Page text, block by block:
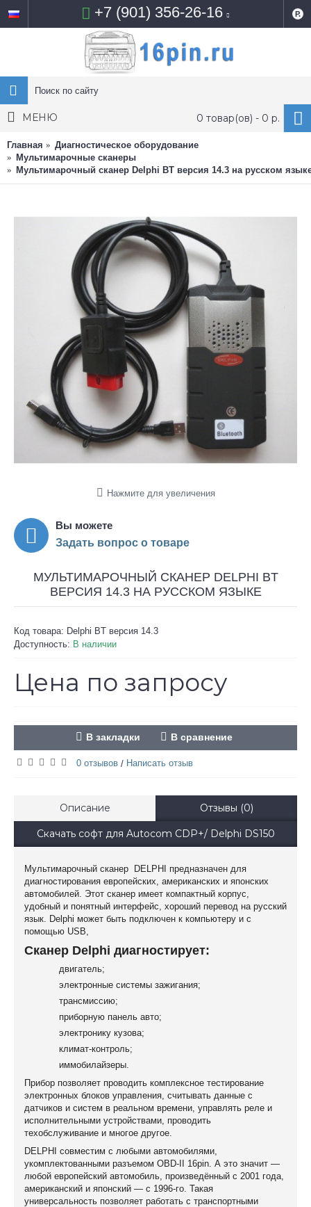
+7 (901) 356-26-16 Р.
0 товар(ов) - 0 р.
МЕНЮ
Главная
Диагностическое оборудование
Мультимарочные сканеры
Мультимарочный сканер Delphi BT версия 14.3 на русском
Нажмите для увеличения
Вы можете
Задать вопрос о товаре
МУЛЬТИМАРОЧНЫЙ СКАНЕР DELPHI BT
ВЕРСИЯ 14.3 НА РУССКОМ ЯЗЫКЕ
Код товара: Delphi BT версия 14.3
Доступность: В наличии
Цена по запросу
В закладки В сравнение
0 отзывов / Написать отзыв
Описание Отзывы (0)
Скачать софт для Autocom CDP+/ Delphi DS150
Мультимарочный сканер DELPHI предназначен для
диагностирования европейских, американских и японских
автомобилей. Этот сканер имеет компактный корпус,
удобный и понятный интерфейс, хороший перевод на русский
язык. Delphi может быть подключен к компьютеру и с
помощью USB,
Сканер Delphi диагностирует:
двигатель;
электронные системы зажигания;
трансмиссию;
приборную панель авто;
электронику кузова;
климат-контроль;
иммобилайзеры.
Прибор позволяет проводить комплексное тестирование
электронных блоков управления, считывать данные с
датчиков и систем в реальном времени, управлять реле и
исполнительными устройствами, проводить
техобслуживание и многое другое.
DELPHI совместим с любыми автомобилями,
укомплектованными разъемом OBD-II 16pin. А это значит —
любой европейский автомобиль, произведённый с 2001 года,
американский и японский — с 1996-го. Такая
универсальность позволяет работать с транспортными